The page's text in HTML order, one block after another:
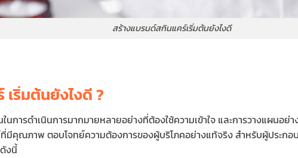
สร้างแบรนด์สกินแคร์เริ่มต้นยังไงดี
ริ่มต้นยังไงดี ?
การดำเนินการมากมายหลายอย่างที่ต้องใช้ความเข้าใจ และการวางแผนอ
มีคุณภาพ ตอบโจทย์ความต้องการของผู้บริโภคอย่างแท้จริง สำหรับผู้ประก
งนี้